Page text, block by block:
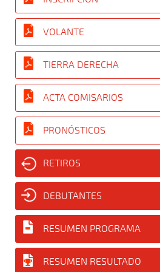
VOLANTE
TIERRA DERECHA
ACTA COMISARIOS
PRONÓSTICOS
RETIROS
DEBUTANTES
RESUMEN PROGRAMA
RESUMEN RESULTADO